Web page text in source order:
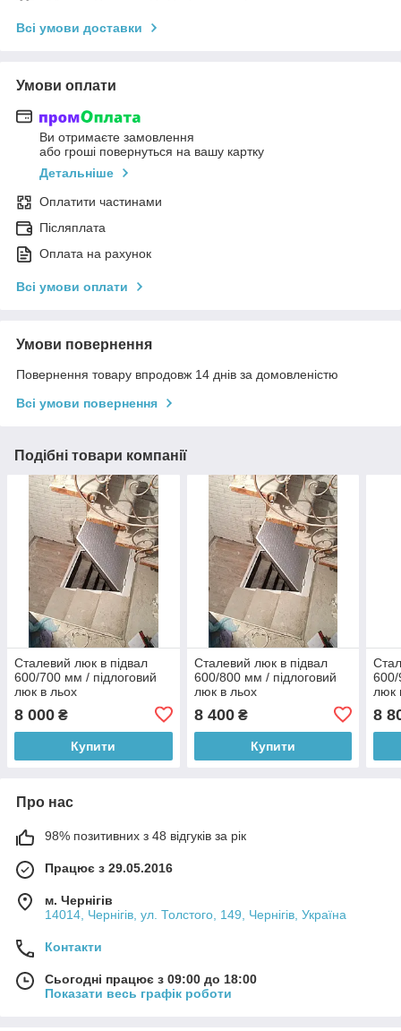
Всі умови доставки
Умови оплати
Ви отримаєте замовлення
або гроші повернуться на вашу картку
Детальніше
Оплатити частинами
Післяплата
Оплата на рахунок
Всі умови оплати
Умови повернення
Повернення товару впродовж 14 днів за домовленістю
Всі умови повернення
Подібні товари компанії
Сталевий люк в підвал
600/700 мм / підлоговий
люк в льох
8 000 ₴
Купити
Сталевий люк в підвал
600/800 мм / підлоговий
люк в льох
8 400₴
Купити
600/
люк
8
Про нас
98% позитивних з 48 відгуків за рік
Працює з 29.05.2016
м. Чернігів
14014, Чернігів, ул. Толстого, 149, Чернігів, Україна
Контакти
Сьогодні працює з 09:00 до 18:00
Показати весь графік роботи